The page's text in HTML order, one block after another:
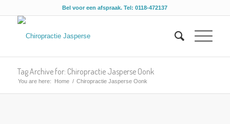
Bel voor een afspraak. Tel: 0118-472137
Tag Archive for: Chiropractie Jasperse Oonk
You are here: Home / Chiropractie Jasperse Oonk